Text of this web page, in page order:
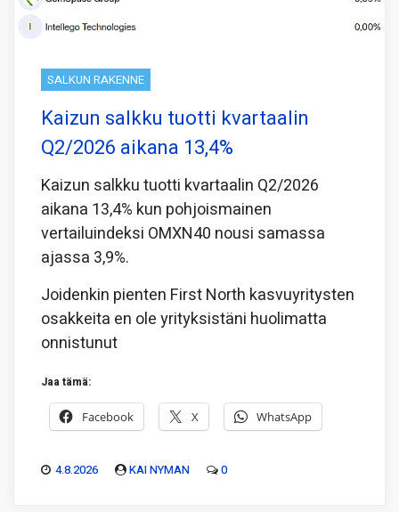
SALKUN RAKENNE
Kaizun salkku tuotti kvartaalin
Q2/2026 aikana 13,4%
Kaizun salkku tuotti kvartaalin Q2/2026
aikana 13,4% kun pohjoismainen
vertailuindeksi OMXN40 nousi samassa
ajassa 3,9%.
Joidenkin pienten First North kasvuyritysten
osakkeita en ole yrityksistäni huolimatta
onnistunut
Jaa tämä:
Facebook X WhatsApp
4.8.2026 KAI NYMAN 0